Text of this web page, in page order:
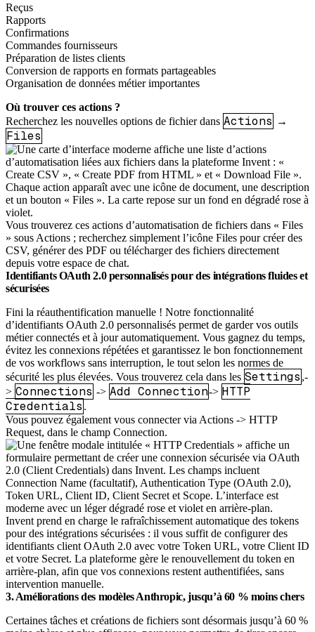
Reçus
Rapports
Confirmations
Commandes fournisseurs
Préparation de listes clients
Conversion de rapports en formats partageables
Organisation de données métier importantes
Où trouver ces actions ?
Recherchez les nouvelles options de fichier dans Actions →
Files
Vous trouverez ces actions d’automatisation de fichiers dans « Files
» sous Actions ; recherchez simplement l’icône Files pour créer des
CSV, générer des PDF ou télécharger des fichiers directement
depuis votre espace de chat.
Identifiants OAuth 2.0 personnalisés pour des intégrations fluides et
sécurisées
Fini la réauthentification manuelle ! Notre fonctionnalité
d’identifiants OAuth 2.0 personnalisés permet de garder vos outils
métier connectés et à jour automatiquement. Vous gagnez du temps,
évitez les connexions répétées et garantissez le bon fonctionnement
de vos workflows sans interruption, le tout selon les normes de
sécurité les plus élevées. Vous trouverez cela dans les Settings ,-
> Connections -> Add Connection-> HTTP
Credentials .
Vous pouvez également vous connecter via Actions -> HTTP
Request, dans le champ Connection.
Invent prend en charge le rafraîchissement automatique des tokens
pour des intégrations sécurisées : il vous suffit de configurer des
identifiants client OAuth 2.0 avec votre Token URL, votre Client ID
et votre Secret. La plateforme gère le renouvellement du token en
arrière-plan, afin que vos connexions restent authentifiées, sans
intervention manuelle.
3. Améliorations des modèles Anthropic, jusqu’à 60 % moins chers
Certaines tâches et créations de fichiers sont désormais jusqu’à 60 %